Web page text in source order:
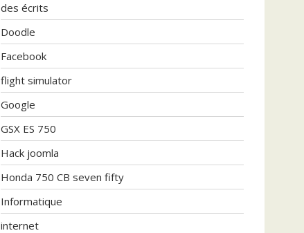
des écrits
Doodle
Facebook
flight simulator
Google
GSX ES 750
Hack joomla
Honda 750 CB seven fifty
Informatique
internet